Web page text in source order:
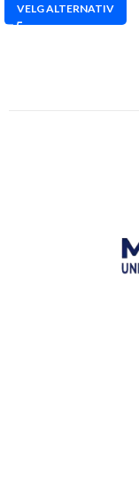
VELG ALTERNATIV